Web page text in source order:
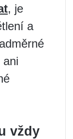
, je
a
ani
vždy